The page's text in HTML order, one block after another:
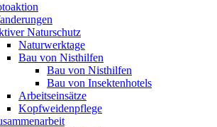
Naturschutz
Naturwerktage
Bau von Nisthilfen
Bau von Nisthilfen
Bau von Insektenhotels
Arbeitseinsätze
Kopfweidenpflege